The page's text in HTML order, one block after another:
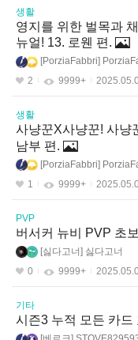
생활
영지를 위한 벌목과
뉴얼! 13. 로웬 편.
PorziaFabbri
2
9999+
생활
사냥꾼X사냥꾼! 사냥
남부 편.
PorziaFabbri
1
9999+
PVP
버서커 뉴비 PVP 초
싫다고너
싫다고너
0
9999+
기타
시즌3 누적 모든 카드